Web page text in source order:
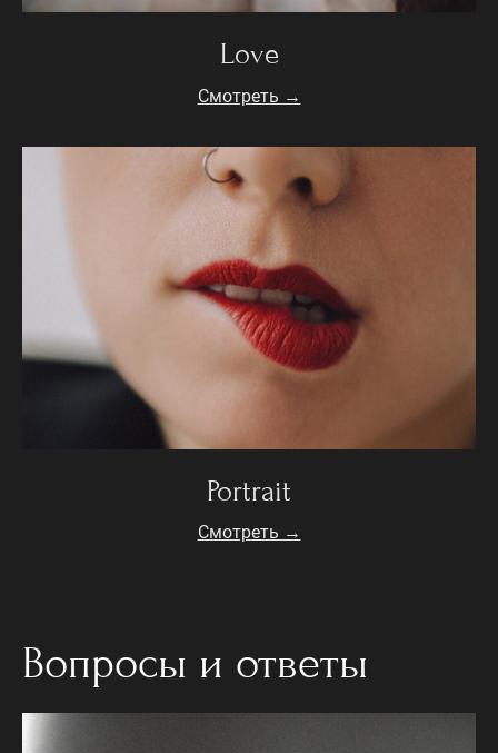
Love
Смотреть →
Portrait
Смотреть →
Вопросы и ответы